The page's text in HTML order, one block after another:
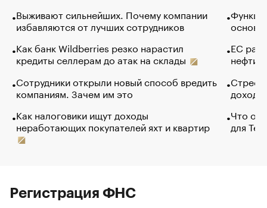
Выживают сильнейших. Почему компании
избавляются от лучших сотрудников
Как банк Wildberries резко нарастил
кредиты селлерам до атак на склады
Сотрудники открыли новый способ вредить
компаниям. Зачем им это
Как налоговики ищут доходы
неработающих покупателей яхт и квартир
основ
ЕС
нефти
Что
для
Регистрация ФНС